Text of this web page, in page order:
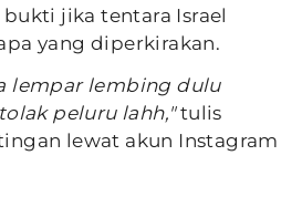
jika tentara Israel
yang diperkirakan.
lempar lembing dulu
peluru lahh,"tulis
lewat akun Instagram